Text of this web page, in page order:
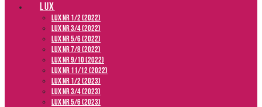
LUX
LUX NR 1/2 (2022)
LUX NR 3/4 (2022)
LUX NR 5/6 (2022)
LUX NR 7/8 (2022)
LUX nr 9/10 (2022)
LUX NR 11/12 (2022)
LUX NR 1/2 (2023)
LUX NR 3/4 (2023)
LUX NR 5/6 (2023)